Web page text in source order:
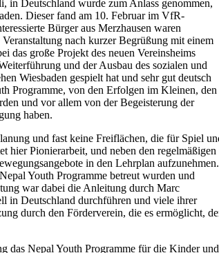
in Deutschland wurde zum Anlass genommen,
Dieser fand am 10. Februar im VfR-
Bürger aus Merzhausen waren
nach kurzer Begrüßung mit einem
das große Projekt des neuen Vereinsheims
und der Ausbau des sozialen und
Wiesbaden gespielt hat und sehr gut deutsch
Programme, von den Erfolgen im Kleinen, den
und vor allem von der Begeisterung der
haben.
und fast keine Freiflächen, die für Spiel
hier Pionierarbeit, und neben den regelmäßigen
in den Lehrplan aufzunehmen.
Youth Programme betreut wurden und
war dabei die Anleitung durch Marc
in Deutschland durchführen und viele ihrer
durch den Förderverein, die es ermöglicht,
das Nepal Youth Programme für die Kinder und